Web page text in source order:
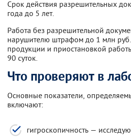
Срок действия разрешительных
года до 5 лет.
Работа без разрешительной
нарушителю штрафом до 1 млн
продукции и приостановкой
90 суток.
Что проверяют в
Основные показатели,
включают:
гигроскопичность —